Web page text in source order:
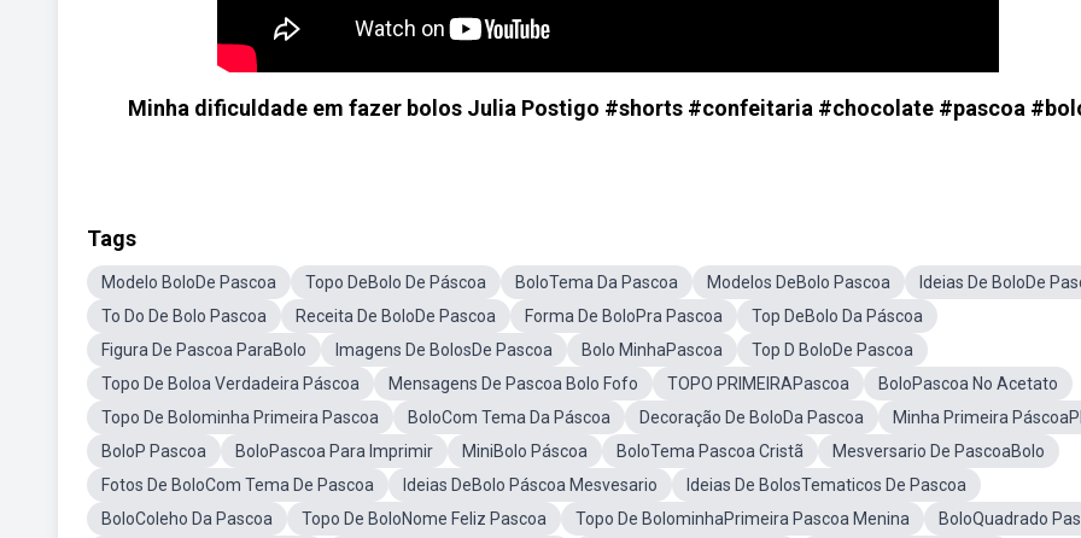
Minha dificuldade em fazer bolos Julia Postigo #shorts #confeitaria #chocolate #pascoa
Tags
Modelo BoloDe Pascoa Topo DeBolo De Páscoa BoloTema Da Pascoa Modelos DeBolo Pascoa
Ideias De BoloDe
To Do De Bolo Pascoa
Receita De BoloDe Pascoa Forma De BoloPra Pascoa
Top DeBolo Da Páscoa
Figura De Pascoa ParaBolo
Imagens De BolosDe Pascoa Bolo MinhaPascoa
Top D BoloDe Pascoa
Topo De Boloa Verdadeira Páscoa
Mensagens De Pascoa Bolo Fofo TOPO PRIMEIRAPascoa
BoloPascoa No Acetato
Topo De Bolominha Primeira Pascoa
BoloCom Tema Da Páscoa Decoração De BoloDa Pascoa
Minha Primeira
BoloP Pascoa
BoloPascoa Para Imprimir MiniBolo Páscoa BoloTema Pascoa Cristã
Mesversario De PascoaBolo
Fotos De BoloCom Tema De Pascoa
Ideias DeBolo Páscoa Mesvesario
Ideias De BolosTematicos De Pascoa
BoloColeho Da Pascoa
Topo De BoloNome Feliz Pascoa Topo De BolominhaPrimeira Pascoa Menina
BoloQuadrado